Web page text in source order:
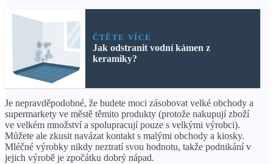
ČTĚTE VÍCE
Jak odstranit vodní kámen z
keramiky?
Je nepravděpodobné, že budete moci zásobovat velké obchody a
supermarkety ve městě těmito produkty (protože nakupují zboží
ve velkém množství a spolupracují pouze s velkými výrobci).
Můžete ale zkusit navázat kontakt s malými obchody a kiosky.
Mléčné výrobky nikdy neztratí svou hodnotu, takže podnikání v
jejich výrobě je zpočátku dobrý nápad.